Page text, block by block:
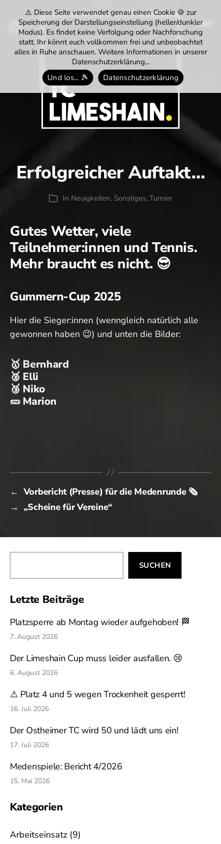
Erfolgreicher Auftakt…
Kategorien
In Neuigkeiten, Sonstiges, Turnier
Gutes Wetter, viele
Teilnehmer:innen und Tennis.
Mehr braucht es nicht. 😎
Gummern-Cup 2025
Hier die Sieger:innen (wenngleich natürlich alle
gewonnen haben 😉) und unten die Bilder:
🥇 Bernhard
🥈 Elli
🥉 Niko
🥒 Marion
← Vorbericht (Presse) für die Medenrunde 🗞️
→ „Scheine für Vereine“
SUCHEN
Letzte Beiträge
Platzsperre ab Montag wieder aufgehoben! 🏁
7. August 2026
Der Limeshain Cup muss leider ausfallen. 😢
6. August 2026
⚠️ Platz 4 und 5 wegen Trockenheit gesperrt!
16. Juli 2026
Der Ostheimer TC wird 50 und lädt uns ein!
17. Juli 2026
Medenspiele: Bericht 4/2026
15. Mai 2026
Kategorien
Arbeitseinsatz (9)
⚠️ Diese Seite verwendet genau einen Cookie 🍪 zur
Speicherung der Darstellungseinstellung (heller/dunkler
Modus). Es findet keine Verfolgung oder Nachforschung
statt. Ihr könnt euch vollkommen frei und unbeobachtet
alles in Ruhe anschauen. Weitere Informationen in unserer
Datenschutzerklärung...
Und los... 🎾
Datenschutzerklärung